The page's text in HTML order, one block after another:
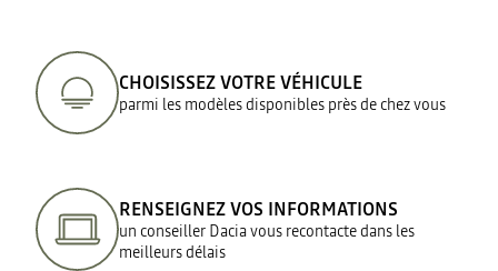
CHOISISSEZ VOTRE VÉHICULE
parmi les modèles disponibles près de chez vous
RENSEIGNEZ VOS INFORMATIONS
un conseiller Dacia vous recontacte dans les
meilleurs délais